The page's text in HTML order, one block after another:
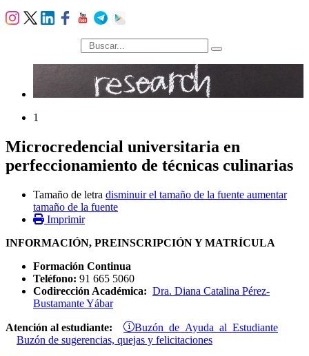
búsqueda
1
Microcredencial universitaria en
perfeccionamiento de técnicas culinarias
Tamaño de letra disminuir el tamaño de la fuente aumentar
tamaño de la fuente
Imprimir
INFORMACIÓN, PREINSCRIPCIÓN Y MATRÍCULA
Formación Continua
Teléfono: 91 665 5060
Codirección Académica: Dra. Diana Catalina Pérez-
Bustamante Yábar
Atención al estudiante: Buzón de Ayuda al Estudiante
Buzón de sugerencias, quejas y felicitaciones